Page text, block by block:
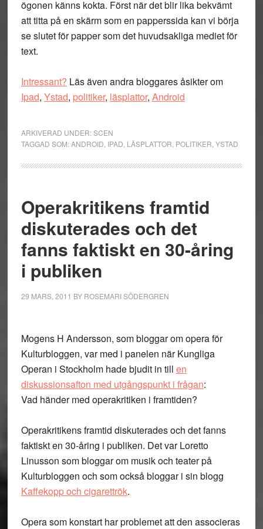
ögonen känns kokta. Först när det blir lika bekvämt
att titta på en skärm som en papperssida kan vi börja
se slutet för papper som det huvudsakliga mediet för
text.
Intressant? Läs även andra bloggares åsikter om
Ipad, Ystad, politiker, läsplattor, Android
ARKIVERAD UNDER:SCEN
TAGGAD SOM:ANDROID IPAD LÄSPLATTOR POLITIKER YSTAD
Operakritikens framtid
diskuterades och det
fanns faktiskt en 30-åring
i publiken
29 MARS, 2011 BY ROSEMARI SÖDERGREN
Mogens H Andersson, som bloggar om opera för
Kulturbloggen, var med i panelen när Kungliga
Operan i Stockholm hade bjudit in till en
diskussionsafton med utgångspunkt i frågan:
Vad händer med operakritiken i framtiden?
Operakritikens framtid diskuterades och det fanns
faktiskt en 30-åring i publiken. Det var Loretto
Linusson som bloggar om musik och teater på
Kulturbloggen och som också bloggar i sin blogg
Kaffekopp och cigarettrök.
Opera som konstart har problemet att den associeras